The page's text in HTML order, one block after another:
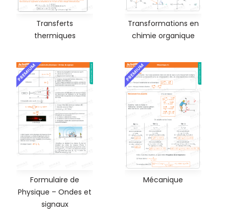
Transferts
thermiques
Transformations en
chimie organique
PREMIUM
Formulaire de
Physique – Ondes et
signaux
PREMIUM
Mécanique